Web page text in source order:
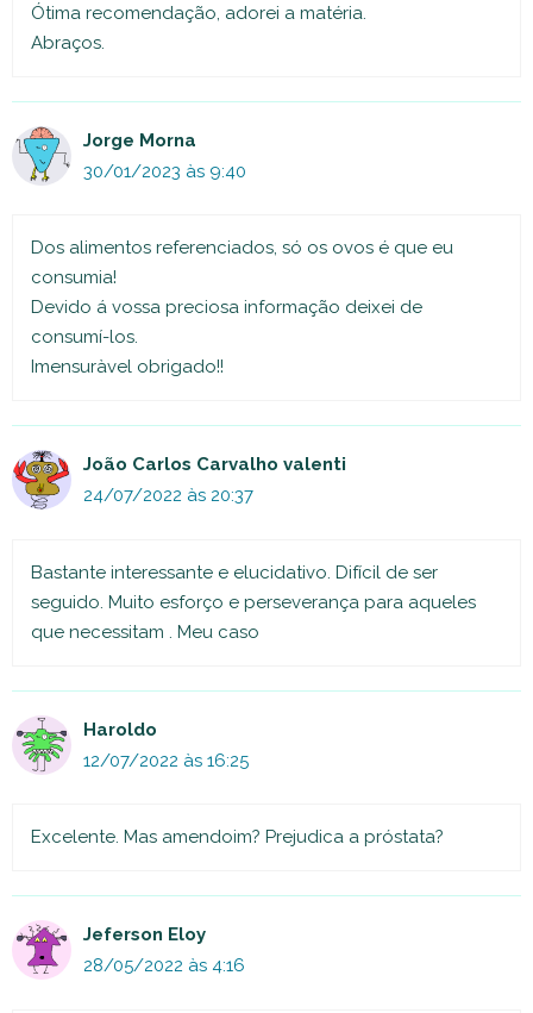
Ótima recomendação, adorei a matéria.
Abraços.
Jorge Morna
30/01/2023 às 9:40
Dos alimentos referenciados, só os ovos é que eu
consumia!
Devido á vossa preciosa informação deixei de
consumí-los.
Imensuràvel obrigado!!
João Carlos Carvalho valenti
24/07/2022 às 20:37
Bastante interessante e elucidativo. Difícil de ser
seguido. Muito esforço e perseverança para aqueles
que necessitam . Meu caso
Haroldo
12/07/2022 às 16:25
Excelente. Mas amendoim? Prejudica a próstata?
Jeferson Eloy
28/05/2022 às 4:16